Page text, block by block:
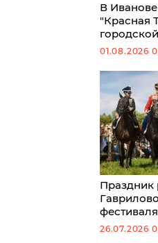
В
"Красная
01.08.2026
Праздник
26.07.2026